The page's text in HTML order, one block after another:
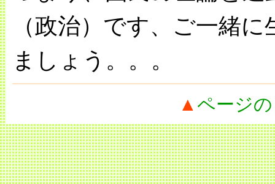
（政治）です、ご一緒
ましょう。。。
▲ ページ